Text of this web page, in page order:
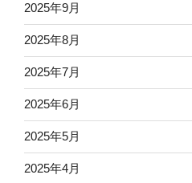
2025年9月
2025年8月
2025年7月
2025年6月
2025年5月
2025年4月